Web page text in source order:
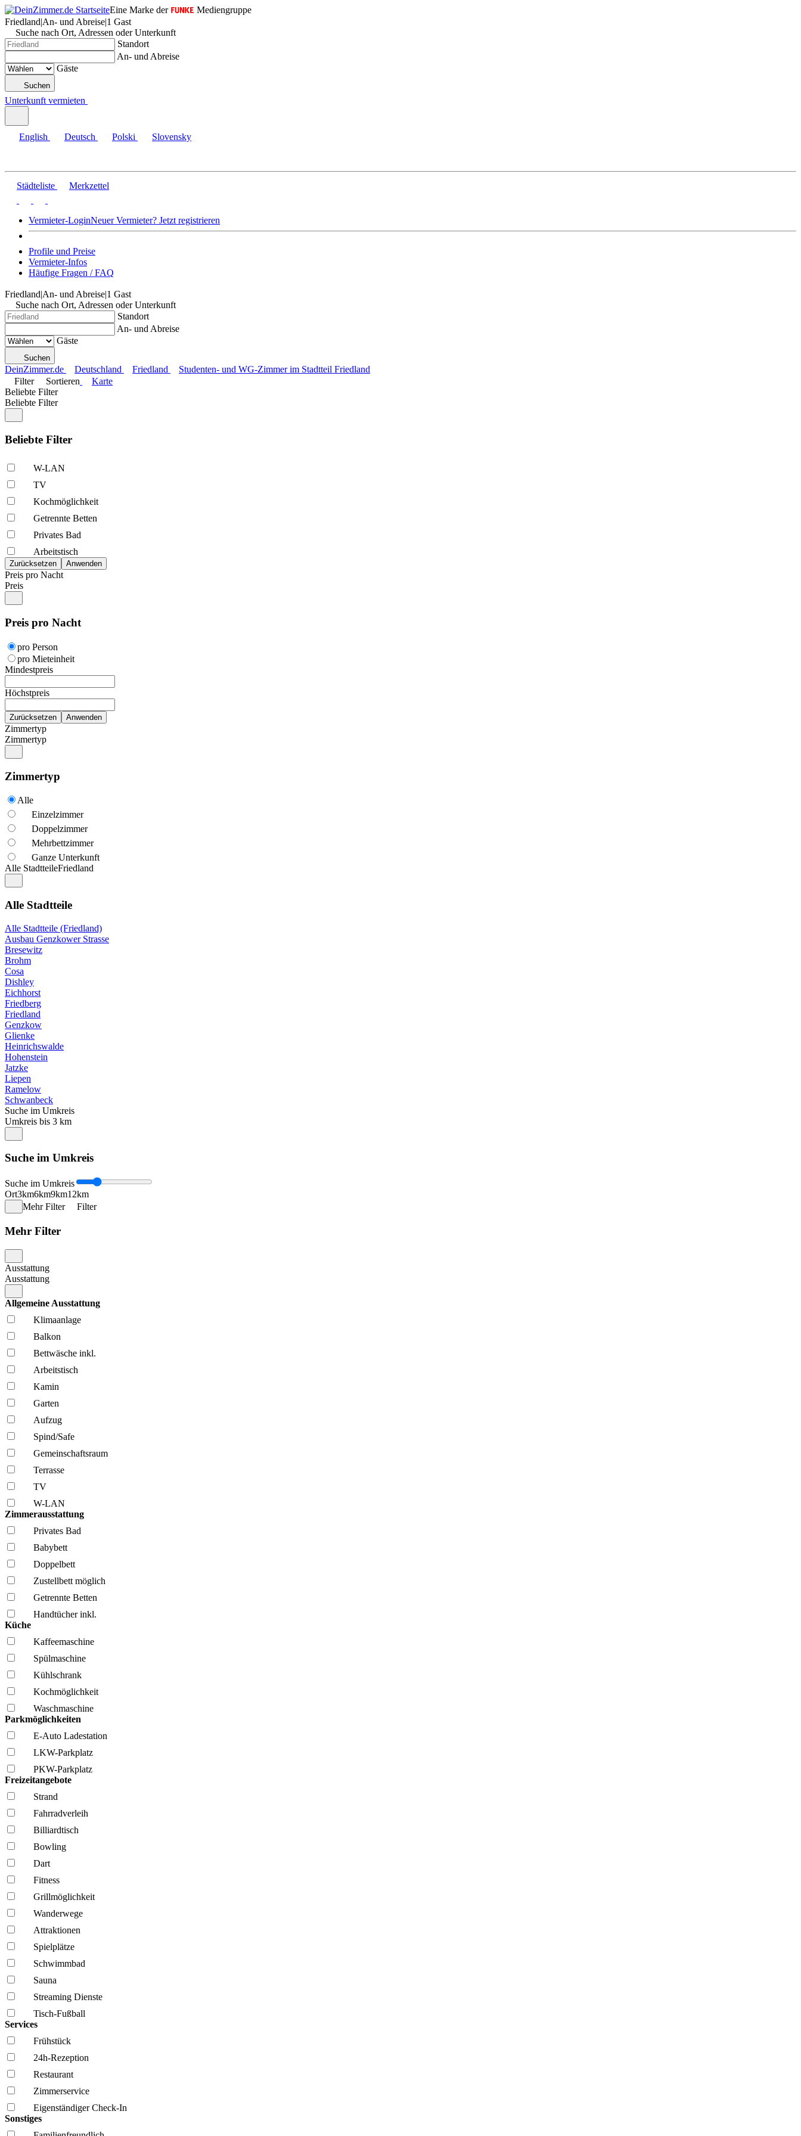
Eine Marke der
Mediengruppe
Friedland|An- und Abreise|1 Gast
Suche nach Ort, Adressen oder Unterkunft
Standort
An- und Abreise
Gäste
Suchen
Unterkunft vermieten
English Deutsch Polski Slovensky
Städteliste Merkzettel
Vermieter-LoginNeuer Vermieter? Jetzt registrieren
Profile und Preise
Vermieter-Infos
Häufige Fragen / FAQ
Friedland|An- und Abreise|1 Gast
Suche nach Ort, Adressen oder Unterkunft
Standort
An- und Abreise
Gäste
Suchen
DeinZimmer.de Deutschland Friedland
Studenten- und WG-Zimmer im Stadtteil Friedland
Filter
Sortieren
Karte
Beliebte Filter
Beliebte Filter
Beliebte Filter
W-LAN
TV
Kochmöglich­keit
Getrennte Betten
Privates Bad
Arbeitstisch
Preis pro Nacht
Preis
Preis pro Nacht
pro Person
pro Mieteinheit
Mindestpreis
Höchstpreis
Zimmertyp
Zimmertyp
Zimmertyp
Alle
Einzelzimmer
Doppelzimmer
Mehrbettzimmer
Ganze Unterkunft
Alle StadtteileFriedland
Alle Stadtteile
Alle Stadtteile (Friedland)
Ausbau Genzkower Strasse
Bresewitz
Brohm
Cosa
Dishley
Eichhorst
Friedberg
Friedland
Genzkow
Glienke
Heinrichswalde
Hohenstein
Jatzke
Liepen
Ramelow
Schwanbeck
Suche im Umkreis
Umkreis bis 3 km
Suche im Umkreis
Suche im Umkreis
Ort3km6km9km12km
Mehr Filter
Filter
Mehr Filter
Ausstattung
Ausstattung
Allgemeine Ausstattung
Klima­anlage
Balkon
Bettwäsche inkl.
Arbeitstisch
Kamin
Garten
Aufzug
Spind/Safe
Gemeinschafts­raum
Terrasse
TV
W-LAN
Zimmerausstattung
Privates Bad
Babybett
Doppelbett
Zustellbett möglich
Getrennte Betten
Handtücher inkl.
Küche
Kaffee­maschine
Spül­maschine
Kühl­schrank
Kochmöglich­keit
Wasch­maschine
Parkmöglichkeiten
E-Auto Ladestation
LKW-Parkplatz
PKW-Parkplatz
Freizeitangebote
Strand
Fahrrad­verleih
Billiardtisch
Bowling
Dart
Fitness
Grillmöglich­keit
Wanderwege
Attraktionen
Spielplätze
Schwimmbad
Sauna
Streaming Dienste
Tisch-Fußball
Services
Frühstück
24h-Rezeption
Restaurant
Zimmerservice
Eigenständiger Check-In
Sonstiges